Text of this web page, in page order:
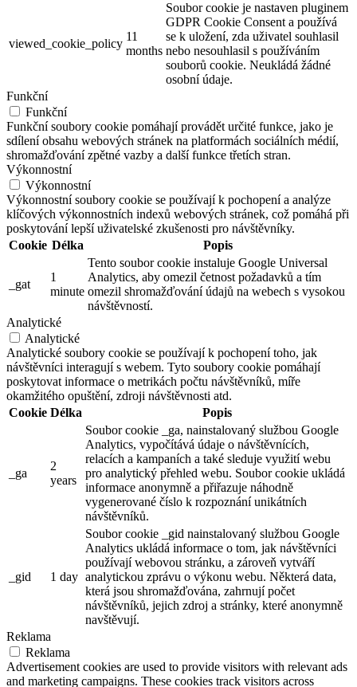
viewed_cookie_policy
11
months
Soubor cookie je nastaven pluginem
GDPR Cookie Consent a používá
se k uložení, zda uživatel souhlasil
nebo nesouhlasil s používáním
souborů cookie. Neukládá žádné
osobní údaje.
Funkční
Funkční
Funkční soubory cookie pomáhají provádět určité funkce, jako je
sdílení obsahu webových stránek na platformách sociálních médií,
shromažďování zpětné vazby a další funkce třetích stran.
Výkonnostní
Výkonnostní
Výkonnostní soubory cookie se používají k pochopení a analýze
klíčových výkonnostních indexů webových stránek, což pomáhá při
poskytování lepší uživatelské zkušenosti pro návštěvníky.
Cookie Délka Popis
_gat
1
minute
Tento soubor cookie instaluje Google Universal
Analytics, aby omezil četnost požadavků a tím
omezil shromažďování údajů na webech s vysokou
návštěvností.
Analytické
Analytické
Analytické soubory cookie se používají k pochopení toho, jak
návštěvníci interagují s webem. Tyto soubory cookie pomáhají
poskytovat informace o metrikách počtu návštěvníků, míře
okamžitého opuštění, zdroji návštěvnosti atd.
Cookie Délka Popis
_ga
2
years
Soubor cookie _ga, nainstalovaný službou Google
Analytics, vypočítává údaje o návštěvnících,
relacích a kampaních a také sleduje využití webu
pro analytický přehled webu. Soubor cookie ukládá
informace anonymně a přiřazuje náhodně
vygenerované číslo k rozpoznání unikátních
návštěvníků.
_gid 1 day
Soubor cookie _gid nainstalovaný službou Google
Analytics ukládá informace o tom, jak návštěvníci
používají webovou stránku, a zároveň vytváří
analytickou zprávu o výkonu webu. Některá data,
která jsou shromažďována, zahrnují počet
návštěvníků, jejich zdroj a stránky, které anonymně
navštěvují.
Reklama
Reklama
Advertisement cookies are used to provide visitors with relevant ads
and marketing campaigns. These cookies track visitors across